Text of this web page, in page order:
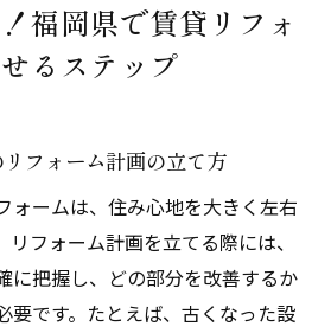
福岡県で賃貸リフォ
るステップ
フォーム計画の立て方
ォームは、住み心地を大きく左右
フォーム計画を立てる際には、
に把握し、どの部分を改善するか
要です。たとえば、古くなった設